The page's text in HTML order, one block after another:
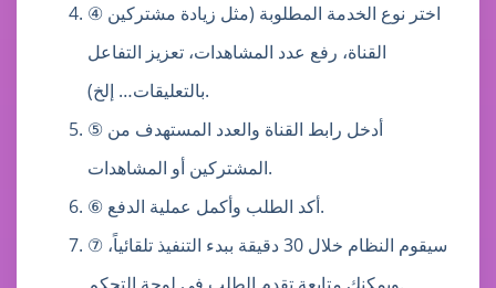
④ اختر نوع الخدمة المطلوبة (مثل زيادة مشتركين
القناة، رفع عدد المشاهدات، تعزيز التفاعل
بالتعليقات… إلخ).
⑤ أدخل رابط القناة والعدد المستهدف من
المشتركين أو المشاهدات.
⑥ أكد الطلب وأكمل عملية الدفع.
⑦ سيقوم النظام خلال 30 دقيقة ببدء التنفيذ تلقائياً،